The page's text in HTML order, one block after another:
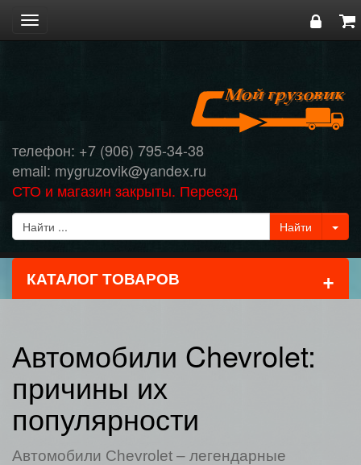
Toggle
navigation
телефон: +7 (906) 795-34-38
email: mygruzovik@yandex.ru
СТО и магазин закрыты. Переезд
КАТАЛОГ ТОВАРОВ +
Автомобили Chevrolet:
причины их
популярности
Автомобили Chevrolet – легендарные